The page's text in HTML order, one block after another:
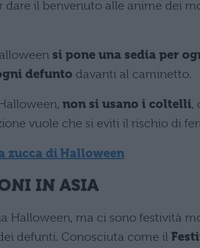
dare il benvenuto alle anime dei
si pone una sedia per
defunto davanti al caminetto.
non si usano i coltelli,
vuole che si eviti il rischio di
zucca di Halloween
IN ASIA
Halloween, ma ci sono festività
defunti. Conosciuta come il